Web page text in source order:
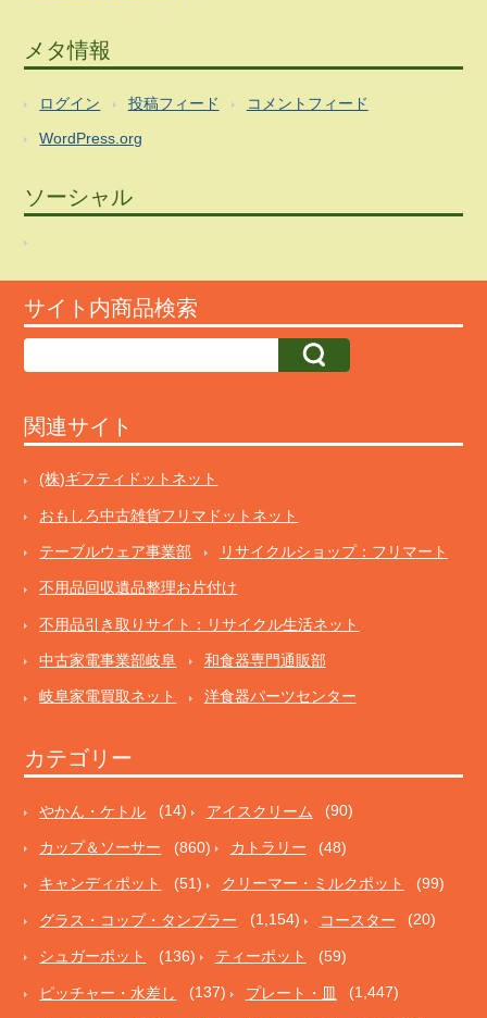
メタ情報
ログイン 投稿フィード コメントフィード
WordPress.org
ソーシャル
サイト内商品検索
関連サイト
(株)ギフティドットネット
おもしろ中古雑貨フリマドットネット
テーブルウェア事業部 リサイクルショップ：フリマート
不用品回収遺品整理お片付け
不用品引き取りサイト：リサイクル生活ネット
中古家電事業部岐阜 和食器専門通販部
岐阜家電買取ネット 洋食器パーツセンター
カテゴリー
やかん・ケトル (14) アイスクリーム (90)
カップ＆ソーサー (860) カトラリー (48)
キャンディポット (51) クリーマー・ミルクポット (99)
グラス・コップ・タンブラー (1,154) コースター (20)
シュガーポット (136) ティーポット (59)
ピッチャー・水差し (137) プレート・皿 (1,447)